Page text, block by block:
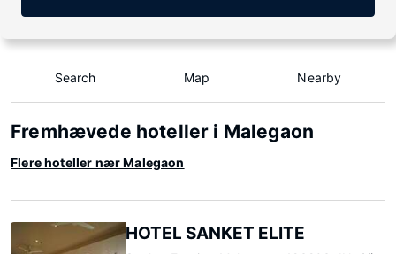
Search Map Nearby
Fremhævede hoteller i Malegaon
Flere hoteller nær Malegaon
HOTEL SANKET ELITE